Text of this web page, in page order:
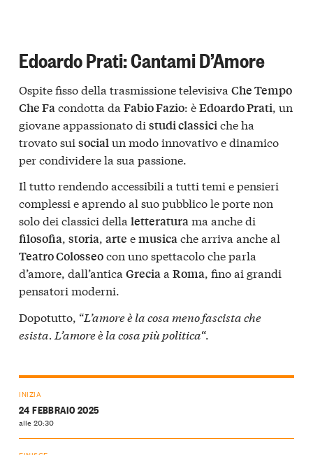
Edoardo Prati: Cantami D’Amore
Ospite fisso della trasmissione televisiva Che Tempo
Che Fa condotta da Fabio Fazio: èEdoardo Prati , un
giovane appassionato di studi classici che ha
trovato sui social un modo innovativo e dinamico
per condividere la sua passione.
Il tutto rendendo accessibili a tutti temi e pensieri
complessi e aprendo al suo pubblico le porte non
solo dei classici della letteraturama anche di
filosofia, storia, arte emusicache arriva anche al
Teatro Colosseocon uno spettacolo che parla
d’amore, dall’antica Greciaa Roma, fino ai grandi
pensatori moderni.
Dopotutto, “L’amore è la cosa meno fascista che
esista. L’amore è la cosa più politica“.
INIZIA
24 FEBBRAIO 2025
alle 20:30